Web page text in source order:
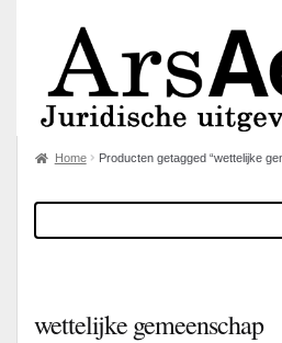
Home Producten getagged “wettelijke
wettelijke gemeenschap